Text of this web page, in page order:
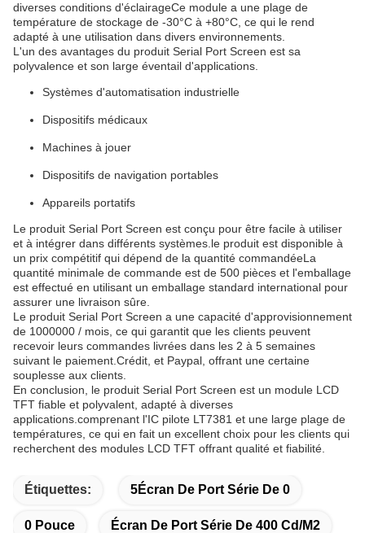
diverses conditions d'éclairageCe module a une plage de
température de stockage de -30°C à +80°C, ce qui le rend
adapté à une utilisation dans divers environnements.
L'un des avantages du produit Serial Port Screen est sa
polyvalence et son large éventail d'applications.
Systèmes d'automatisation industrielle
Dispositifs médicaux
Machines à jouer
Dispositifs de navigation portables
Appareils portatifs
Le produit Serial Port Screen est conçu pour être facile à utiliser
et à intégrer dans différents systèmes.le produit est disponible à
un prix compétitif qui dépend de la quantité commandéeLa
quantité minimale de commande est de 500 pièces et l'emballage
est effectué en utilisant un emballage standard international pour
assurer une livraison sûre.
Le produit Serial Port Screen a une capacité d'approvisionnement
de 1000000 / mois, ce qui garantit que les clients peuvent
recevoir leurs commandes livrées dans les 2 à 5 semaines
suivant le paiement.Crédit, et Paypal, offrant une certaine
souplesse aux clients.
En conclusion, le produit Serial Port Screen est un module LCD
TFT fiable et polyvalent, adapté à diverses
applications.comprenant l'IC pilote LT7381 et une large plage de
températures, ce qui en fait un excellent choix pour les clients qui
recherchent des modules LCD TFT offrant qualité et fiabilité.
Étiquettes: 5Écran De Port Série De 0
0 Pouce Écran De Port Série De 400 Cd/m2